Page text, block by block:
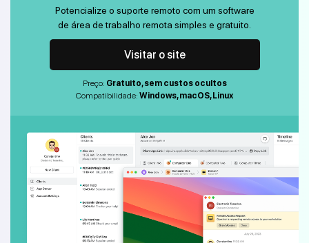
Potencialize o suporte remoto com um software
de área de trabalho remota simples e gratuito.
Visitar o site
Preço: Gratuito, sem custos ocultos
Compatibilidade: Windows, macOS, Linux